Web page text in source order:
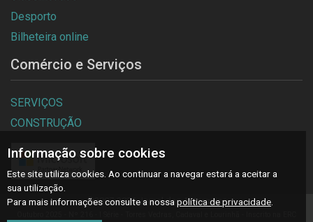
Desporto
Bilheteira online
Comércio e Serviços
SERVIÇOS
CONSTRUÇÃO
©2007-2026 Jornal das Autarquias
Informação sobre cookies
Este site utiliza cookies. Ao continuar a navegar estará a aceitar a
sua utilização.
Para mais informações consulte a nossa política de privacidade